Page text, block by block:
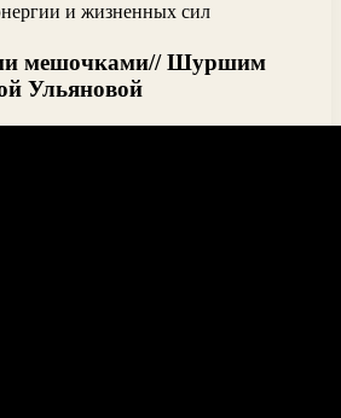
и жизненных сил
мешочками// Шуршим
Ульяновой